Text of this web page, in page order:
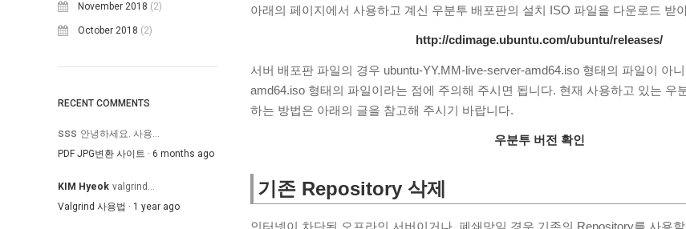
November 2018 (2)
October 2018 (2)
RECENT COMMENTS
sss 안녕하세요. 사용...
PDF JPG변환 사이트 · 6 months ago
KIM Hyeok valgrind...
Valgrind 사용법 · 1 year ago
아래의 페이지에서 사용하고 계신 우분투 배포판의 설치 ISO 파일을 다운로드 받
http://cdimage.ubuntu.com/ubuntu/releases/
서버 배포판 파일의 경우 ubuntu-YY.MM-live-server-amd64.iso 형태의 파일이 아
amd64.iso 형태의 파일이라는 점에 주의해 주시면 됩니다. 현재 사용하고 있는 우
하는 방법은 아래의 글을 참고해 주시기 바랍니다.
우분투 버전 확인
기존 Repository 삭제
인터넷이 차단된 오프라인 서버이거나, 폐쇄망일 경우 기존의 Repository를 사용